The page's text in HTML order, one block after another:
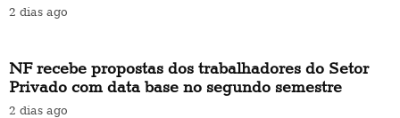
2 dias ago
NF recebe propostas dos trabalhadores do Setor
Privado com data base no segundo semestre
2 dias ago